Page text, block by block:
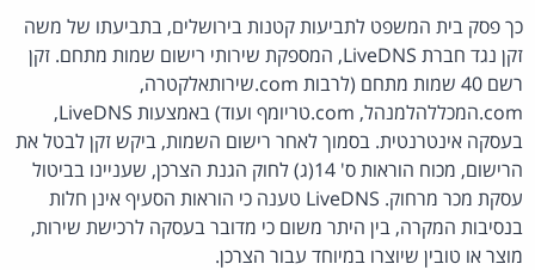
כך פסק בית המשפט לתביעות קטנות בירושלים, בתביעתו של משה
זקן נגד חברת LiveDNS, המספקת שירותי רישום שמות מתחם. זקן
רשם 40 שמות מתחם (לרבות com.שירותאלקטרה,
com.המכללהלמנהל, com.טריומף ועוד) באמצעות LiveDNS,
בעסקה אינטרנטית. בסמוך לאחר רישום השמות, ביקש זקן לבטל את
הרישום, מכוח הוראות ס' 14(ג) לחוק הגנת הצרכן, שעניינו בביטול
עסקת מכר מרחוק. LiveDNS טענה כי הוראות הסעיף אינן חלות
בנסיבות המקרה, בין היתר משום כי מדובר בעסקה לרכישת שירות,
מוצר או טובין שיוצרו במיוחד עבור הצרכן.